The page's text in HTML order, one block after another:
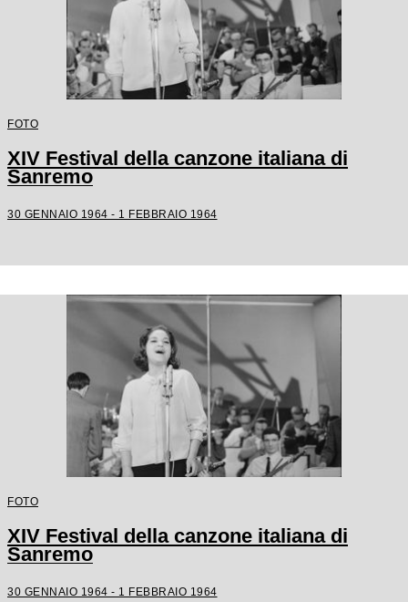
FOTO
XIV Festival della canzone italiana di
Sanremo
30 GENNAIO 1964 - 1 FEBBRAIO 1964
FOTO
XIV Festival della canzone italiana di
Sanremo
30 GENNAIO 1964 - 1 FEBBRAIO 1964